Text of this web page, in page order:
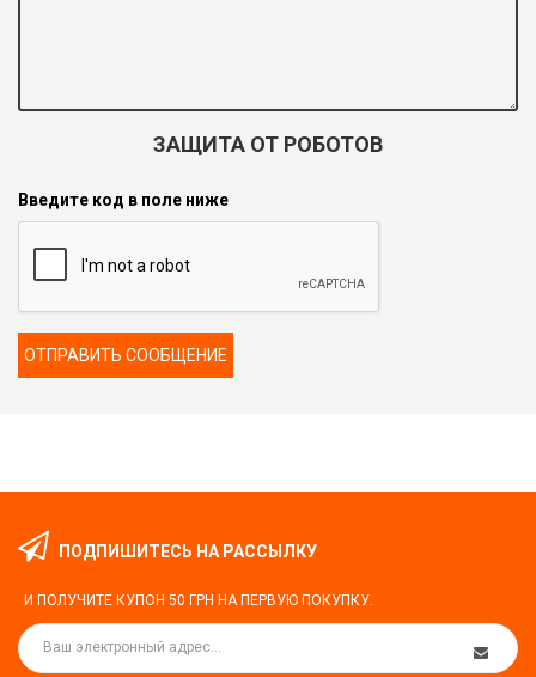
ЗАЩИТА ОТ РОБОТОВ
Введите код в поле ниже
ОТПРАВИТЬ СООБЩЕНИЕ
ПОДПИШИТЕСЬ НА РАССЫЛКУ
И ПОЛУЧИТЕ КУПОН 50 ГРН НА ПЕРВУЮ ПОКУПКУ.